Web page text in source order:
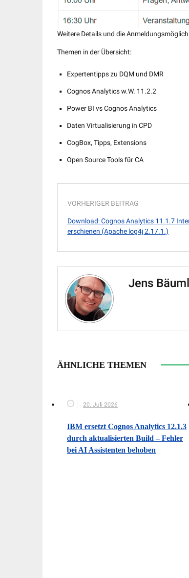
Weitere Details und die
Themen in der Übersicht:
Expertentipps zu DQM und DMR
Cognos Analytics w.W. 11.2.2
Power BI vs Cognos Analytics
Daten Virtualisierung in CPD
CogBox, Tipps, Extensions
Open Source Tools für CA
VORHERIGER BEITRAG
Download: Cognos Analytics 11.1.7
erschienen (Apache log4j 2.17.1.)
Jens
ÄHNLICHE THEMEN
20. Juli 2026
IBM ersetzt Cognos Analytics 12.1.3
durch aktualisierten Build – Fehler
bei AI Assistenten behoben